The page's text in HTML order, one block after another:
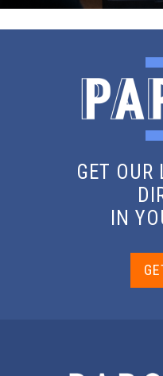
GET OUR
IN